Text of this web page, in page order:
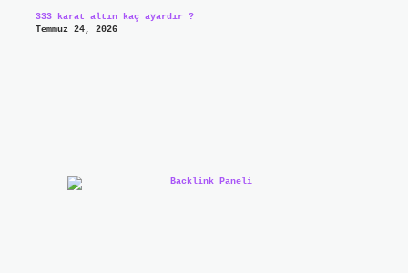
333 karat altın kaç ayardır ?
Temmuz 24, 2026